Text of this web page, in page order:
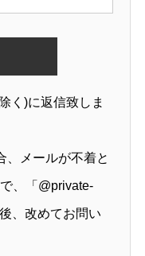
く)に返信致しま
メールが不着と
、「@private-
、改めてお問い